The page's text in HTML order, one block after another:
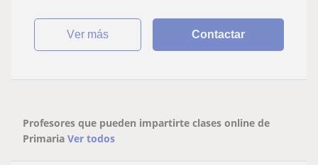
ver más Contactar
Profesores que pueden impartirte clases online de
Primaria Ver todos